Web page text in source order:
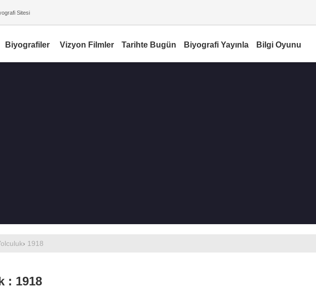
Sitesi
Biyografiler Vizyon Filmler Tarihte Bugün Biyografi Yayınla Bilgi Oyunu
› 1918
: 1918